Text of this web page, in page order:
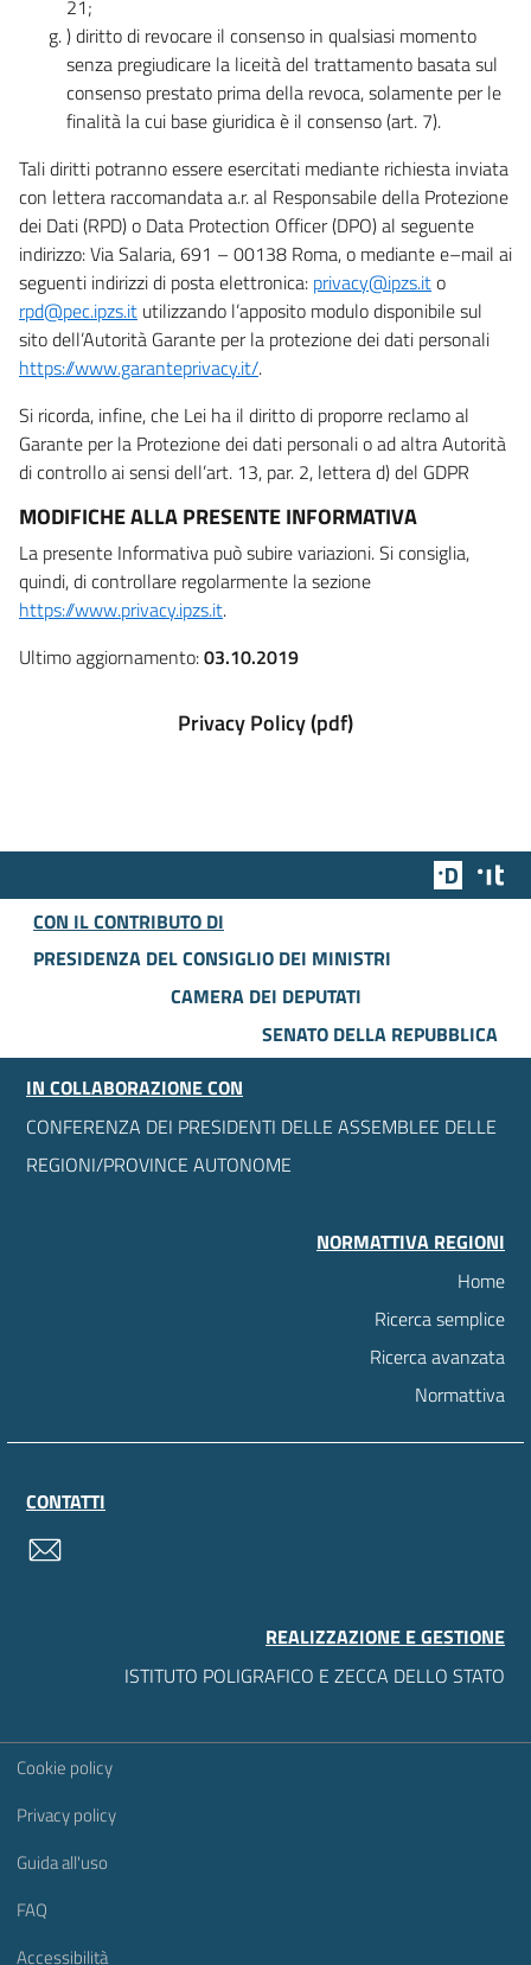
21;
) diritto di revocare il consenso in qualsiasi momento
senza pregiudicare la liceità del trattamento basata sul
consenso prestato prima della revoca, solamente per le
finalità la cui base giuridica è il consenso (art. 7).
Tali diritti potranno essere esercitati mediante richiesta inviata
con lettera raccomandata a.r. al Responsabile della Protezione
dei Dati (RPD) o Data Protection Officer (DPO) al seguente
indirizzo: Via Salaria, 691 – 00138 Roma, o mediante e–mail ai
seguenti indirizzi di posta elettronica: privacy@ipzs.ito
rpd@pec.ipzs.it utilizzando l’apposito modulo disponibile sul
sito dell’Autorità Garante per la protezione dei dati personali
https://www.garanteprivacy.it/.
Si ricorda, infine, che Lei ha il diritto di proporre reclamo al
Garante per la Protezione dei dati personali o ad altra Autorità
di controllo ai sensi dell’art. 13, par. 2, lettera d) del GDPR
MODIFICHE ALLA PRESENTE INFORMATIVA
La presente Informativa può subire variazioni. Si consiglia,
quindi, di controllare regolarmente la sezione
https://www.privacy.ipzs.it.
Ultimo aggiornamento:03.10.2019
Privacy Policy (pdf)
Team
CON IL CONTRIBUTO DI
PRESIDENZA DEL CONSIGLIO DEI MINISTRI
CAMERA DEI DEPUTATI
SENATO DELLA REPUBBLICA
IN COLLABORAZIONE CON
CONFERENZA DEI PRESIDENTI DELLE ASSEMBLEE DELLE
REGIONI/PROVINCE AUTONOME
NORMATTIVA REGIONI
Home
Ricerca semplice
Ricerca avanzata
Normattiva
CONTATTI
REALIZZAZIONE E GESTIONE
ISTITUTO POLIGRAFICO E ZECCA DELLO STATO
Sezione Link Utili
Cookie policy
Privacy policy
Guida all'uso
FAQ
Accessibilità